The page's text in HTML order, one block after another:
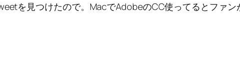
を見つけたので。MacでAdobeのCC使ってるとファ